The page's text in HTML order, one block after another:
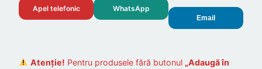
Apel telefonic WhatsApp
Email
Atenție! Pentru produsele fără butonul „Adaugă în